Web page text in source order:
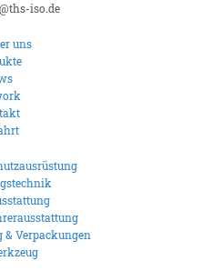
iso.de
uns
Verpackungen